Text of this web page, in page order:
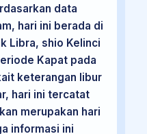
data
hari ini berada di
Libra, shio Kelinci
Kapat pada
keterangan libur
hari ini tercatat
merupakan hari
informasi ini